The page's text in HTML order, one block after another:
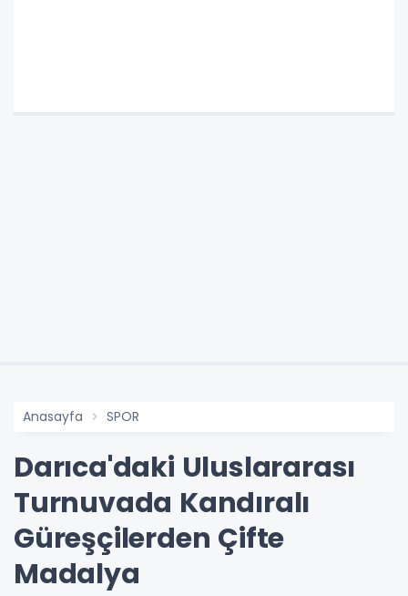
Anasayfa SPOR
Darıca'daki Uluslararası
Turnuvada Kandıralı
Güreşçilerden Çifte
Madalya